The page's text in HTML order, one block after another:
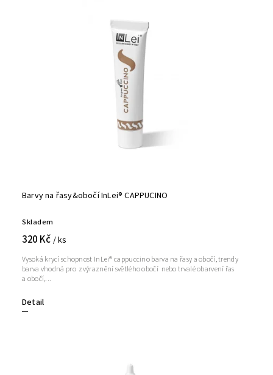
Barvy na řasy&obočí InLei® CAPPUCINO
Skladem
320 Kč / ks
Detail
Vysoká krycí schopnost InLei® cappuccino barva na řasy a obočí, trendy
barva vhodná pro zvýraznění světlého obočí nebo trvalé obarvení řas
a obočí,...